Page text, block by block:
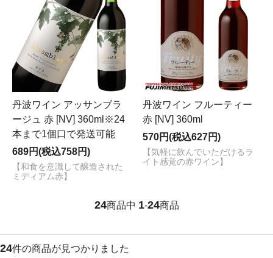
丹波ワイン アッサンブラ
ージュ 赤 [NV] 360ml※24
本まで1個口で発送可能
689円(税込758円)
【和食を意識して醸造された
ミディアム赤】
丹波ワイン フルーティー
赤 [NV] 360ml
570円(税込627円)
【気軽に飲んでいただけるラ
イト感覚の赤ワイン】
24商品中 1-24商品
24件の商品が見つかりました